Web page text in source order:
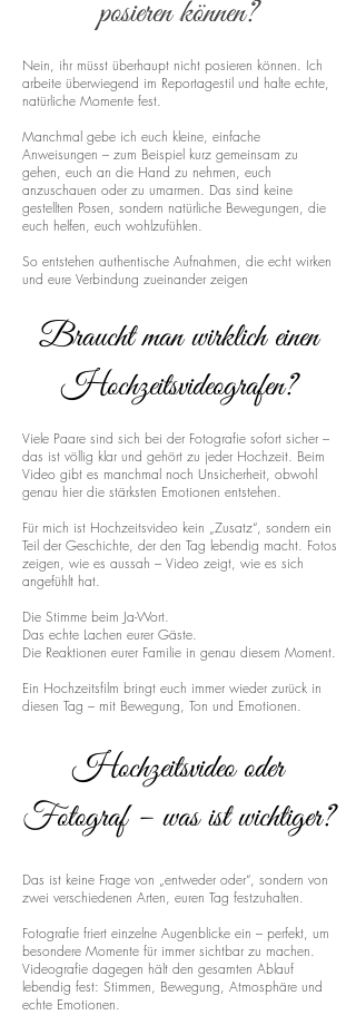
posieren können?
Nein, ihr müsst überhaupt nicht posieren können. Ich
arbeite überwiegend im Reportagestil und halte echte,
natürliche Momente fest.
Manchmal gebe ich euch kleine, einfache
Anweisungen – zum Beispiel kurz gemeinsam zu
gehen, euch an die Hand zu nehmen, euch
anzuschauen oder zu umarmen. Das sind keine
gestellten Posen, sondern natürliche Bewegungen, die
euch helfen, euch wohlzufühlen.
So entstehen authentische Aufnahmen, die echt wirken
und eure Verbindung zueinander zeigen
Braucht man wirklich einen
Hochzeitsvideografen?
Viele Paare sind sich bei der Fotografie sofort sicher –
das ist völlig klar und gehört zu jeder Hochzeit. Beim
Video gibt es manchmal noch Unsicherheit, obwohl
genau hier die stärksten Emotionen entstehen.
Für mich ist Hochzeitsvideo kein „Zusatz“, sondern ein
Teil der Geschichte, der den Tag lebendig macht. Fotos
zeigen, wie es aussah – Video zeigt, wie es sich
angefühlt hat.
Die Stimme beim Ja-Wort.
Das echte Lachen eurer Gäste.
Die Reaktionen eurer Familie in genau diesem Moment.
Ein Hochzeitsfilm bringt euch immer wieder zurück in
diesen Tag – mit Bewegung, Ton und Emotionen.
Hochzeitsvideo oder
Fotograf – was ist wichtiger?
Das ist keine Frage von „entweder oder“, sondern von
zwei verschiedenen Arten, euren Tag festzuhalten.
Fotografie friert einzelne Augenblicke ein – perfekt, um
besondere Momente für immer sichtbar zu machen.
Videografie dagegen hält den gesamten Ablauf
lebendig fest: Stimmen, Bewegung, Atmosphäre und
echte Emotionen.